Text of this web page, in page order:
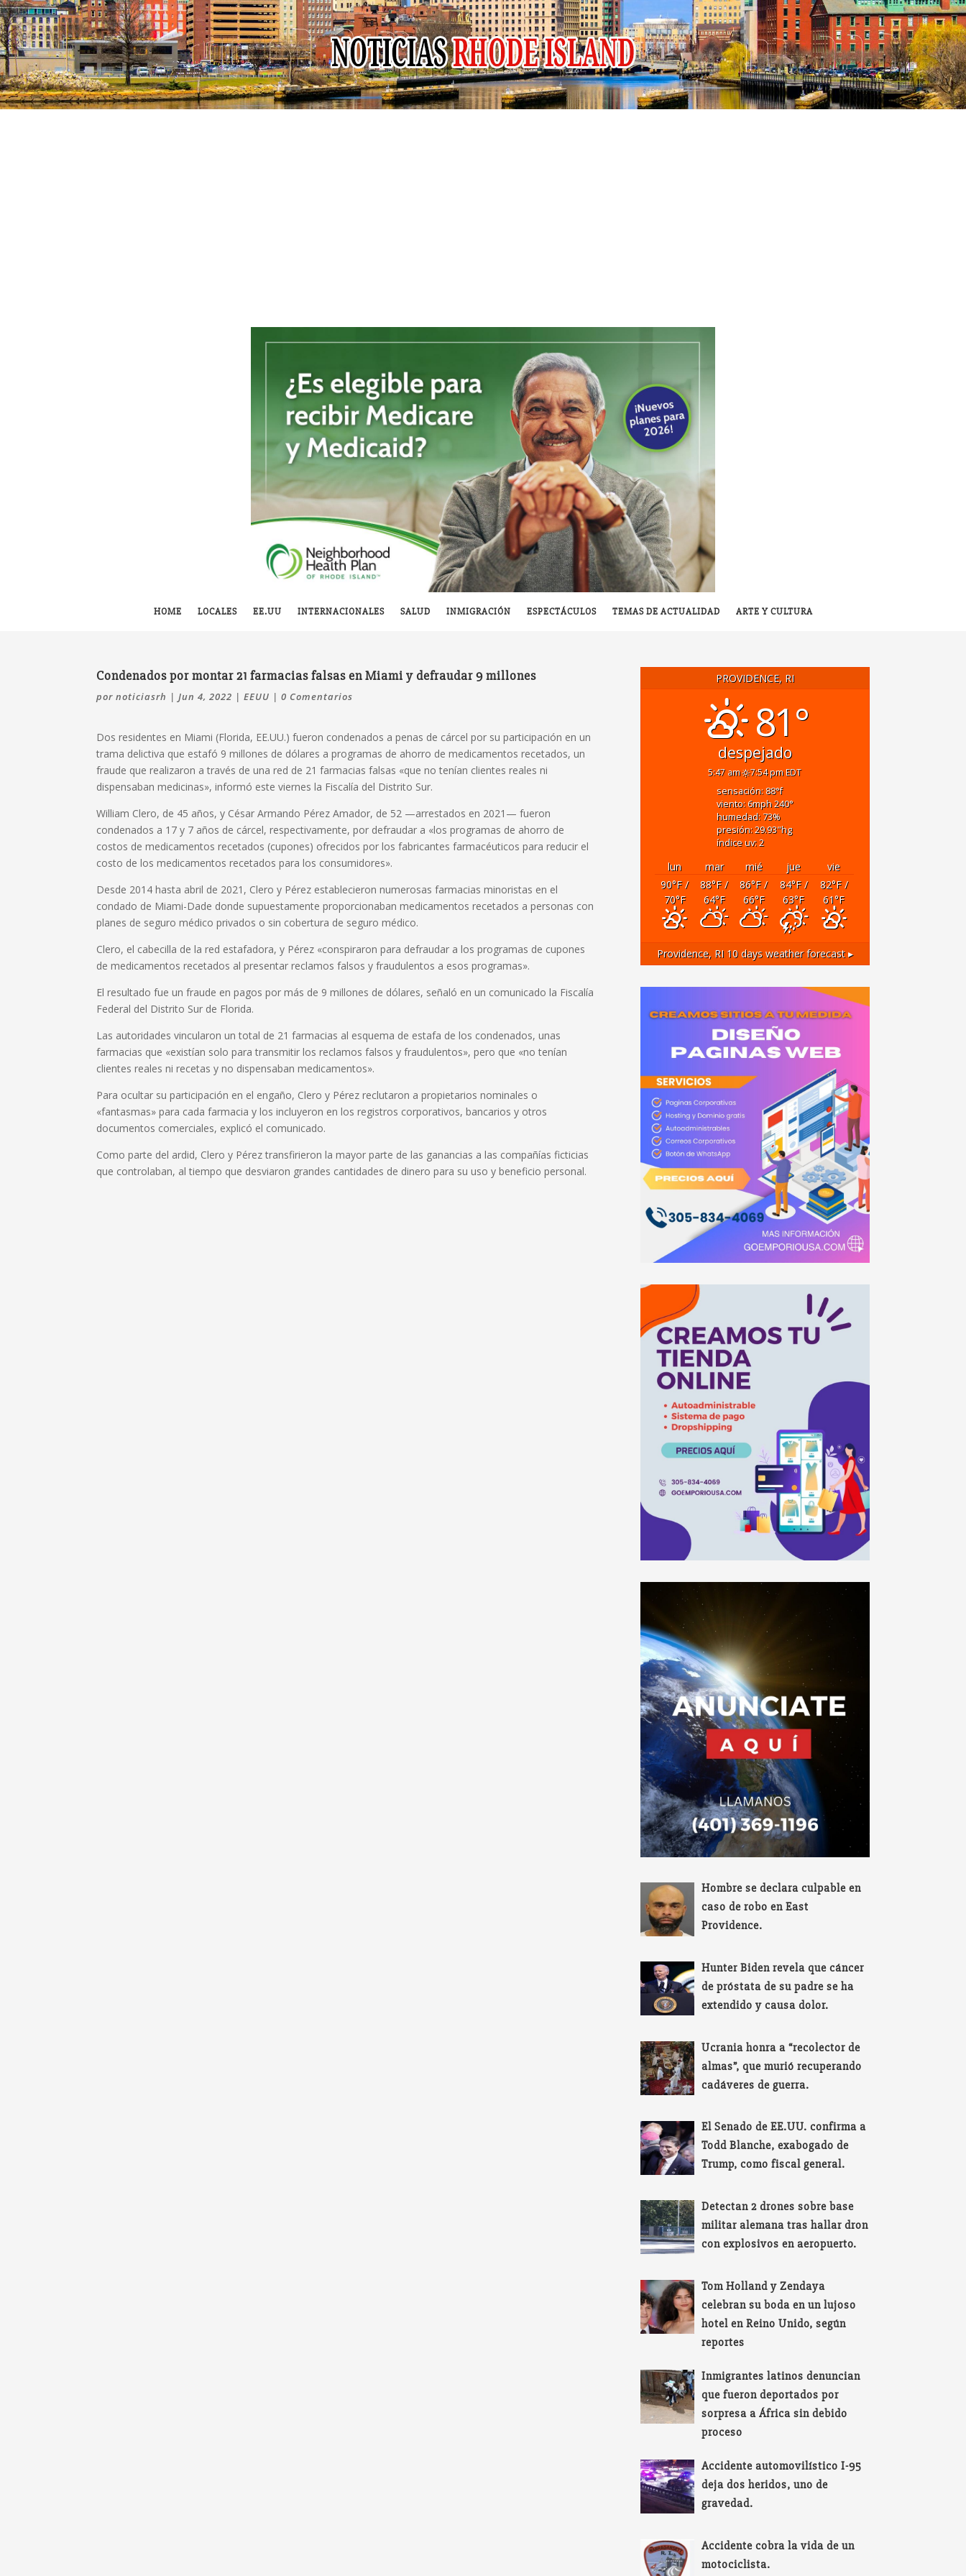
HOME LOCALES EE.UU INTERNACIONALES SALUD INMIGRACIÓN ESPECTÁCULOS TEMAS DE ACTUALIDAD ARTE Y CULTURA
Condenados por montar 21 farmacias falsas en Miami y defraudar 9 millones
pornoticiasrh |Jun 4, 2022 |EEUU |0 Comentarios
Dos residentes en Miami (Florida, EE.UU.) fueron condenados a penas de cárcel por su participación en un
trama delictiva que estafó 9 millones de dólares a programas de ahorro de medicamentos recetados, un
fraude que realizaron a través de una red de 21 farmacias falsas «que no tenían clientes reales ni
dispensaban medicinas», informó este viernes la Fiscalía del Distrito Sur.
William Clero, de 45 años, y César Armando Pérez Amador, de 52 —arrestados en 2021— fueron
condenados a 17 y 7 años de cárcel, respectivamente, por defraudar a «los programas de ahorro de
costos de medicamentos recetados (cupones) ofrecidos por los fabricantes farmacéuticos para reducir el
costo de los medicamentos recetados para los consumidores».
Desde 2014 hasta abril de 2021, Clero y Pérez establecieron numerosas farmacias minoristas en el
condado de Miami-Dade donde supuestamente proporcionaban medicamentos recetados a personas con
planes de seguro médico privados o sin cobertura de seguro médico.
Clero, el cabecilla de la red estafadora, y Pérez «conspiraron para defraudar a los programas de cupones
de medicamentos recetados al presentar reclamos falsos y fraudulentos a esos programas».
El resultado fue un fraude en pagos por más de 9 millones de dólares, señaló en un comunicado la Fiscalía
Federal del Distrito Sur de Florida.
Las autoridades vincularon un total de 21 farmacias al esquema de estafa de los condenados, unas
farmacias que «existían solo para transmitir los reclamos falsos y fraudulentos», pero que «no tenían
clientes reales ni recetas y no dispensaban medicamentos».
Para ocultar su participación en el engaño, Clero y Pérez reclutaron a propietarios nominales o
«fantasmas» para cada farmacia y los incluyeron en los registros corporativos, bancarios y otros
documentos comerciales, explicó el comunicado.
Como parte del ardid, Clero y Pérez transfirieron la mayor parte de las ganancias a las compañías ficticias
que controlaban, al tiempo que desviaron grandes cantidades de dinero para su uso y beneficio personal.
PROVIDENCE, RI
81°
despejado
5:47 am 7:54 pm EDT
sensación: 88°f
viento: 6mph240°
humedad: 73%
presión: 29.93"hg
índice uv: 2
lun mar mié jue
vie
90°F/
70°F
88°F/
64°F
86°F/
66°F
84°F/
63°F
82°F/
61°F
Providence, RI10 days weather forecast ▸
Hombre se declara culpable en
caso de robo en East
Providence.
Hunter Biden revela que cáncer
de próstata de su padre se ha
extendido y causa dolor.
Ucrania honra a “recolector de
almas”, que murió recuperando
cadáveres de guerra.
El Senado de EE.UU. confirma a
Todd Blanche, exabogado de
Trump, como fiscal general.
Detectan 2 drones sobre base
militar alemana tras hallar dron
con explosivos en aeropuerto.
Tom Holland y Zendaya
celebran su boda en un lujoso
hotel en Reino Unido, según
reportes
Inmigrantes latinos denuncian
que fueron deportados por
sorpresa a África sin debido
proceso
Accidente automovilístico I-95
deja dos heridos, uno de
gravedad.
Accidente cobra la vida de un
motociclista.